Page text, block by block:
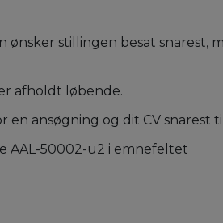
ønsker stillingen besat snarest,
afholdt løbende.
en ansøgning og dit CV snarest til
AAL-50002-u2 i emnefeltet